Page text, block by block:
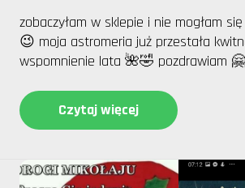
zobaczyłam w sklepie i nie mogłam
😉 moja astromeria już przestała
wspomnienie lata 🌺🤣 pozdrawiam
Czytaj więcej